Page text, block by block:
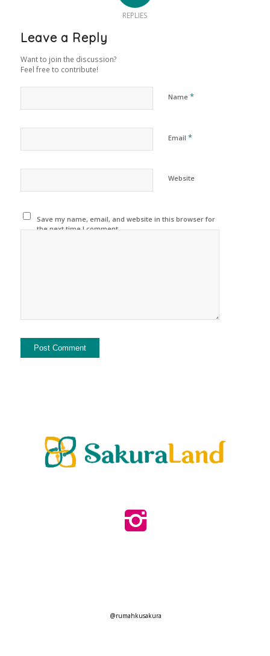
REPLIES
Leave a Reply
Want to join the discussion?
Feel free to contribute!
Name *
Email *
Website
Save my name, email, and website in this browser for
the next time I comment.
@rumahkusakura